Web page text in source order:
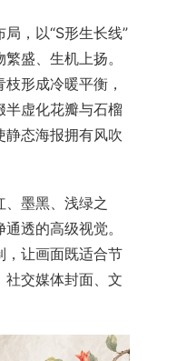
，以“S形生长线”
盛、生机上扬。
形成冷暖平衡，
半虚化花瓣与石榴
静态海报拥有风吹
墨黑、浅绿之
透的高级视觉。
，让画面既适合节
社交媒体封面、文